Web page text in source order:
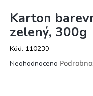
Karton
zelený, 300g
Kód: 110230
Průměrné
Neohodnoceno